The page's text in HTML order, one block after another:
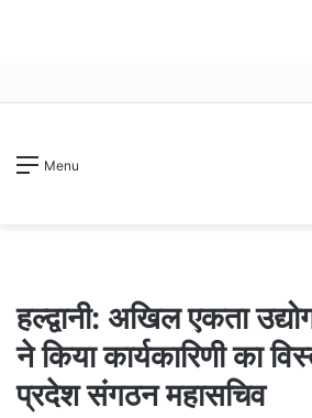
Menu
हल्द्वानी: अखिल एकता
ने किया कार्यकारिणी का
प्रदेश संगठन महासचिव